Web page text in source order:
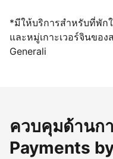
*มีให้บริการสำหรับที่พัก
และหมู่เกาะเวอร์จินขอ
Generali
ควบคุมด้านก
Payments